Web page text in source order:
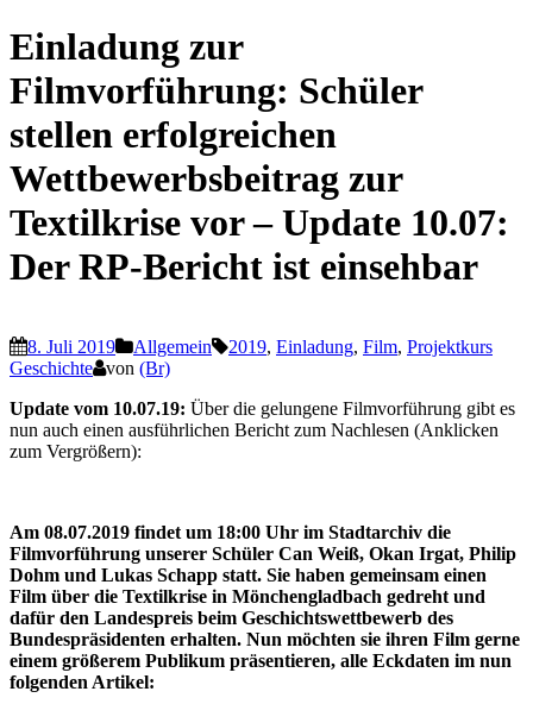
Einladung zur
Filmvorführung: Schüler
stellen erfolgreichen
Wettbewerbsbeitrag zur
Textilkrise vor – Update 10.07:
Der RP-Bericht ist einsehbar
8. Juli 2019 Allgemein 2019, Einladung, Film, Projektkurs
Geschichte
von (Br)
Update vom 10.07.19: Über die gelungene Filmvorführung gibt es
nun auch einen ausführlichen Bericht zum Nachlesen (Anklicken
zum Vergrößern):
Am 08.07.2019 findet um 18:00 Uhr im Stadtarchiv die
Filmvorführung unserer Schüler Can Weiß, Okan Irgat, Philip
Dohm und Lukas Schapp statt. Sie haben gemeinsam einen
Film über die Textilkrise in Mönchengladbach gedreht und
dafür den Landespreis beim Geschichtswettbewerb des
Bundespräsidenten erhalten. Nun möchten sie ihren Film gerne
einem größerem Publikum präsentieren, alle Eckdaten im nun
folgenden Artikel: